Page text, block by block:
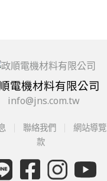
電機材料有限公司
info@jns.com.tw
聯絡我們 網站導覽
款